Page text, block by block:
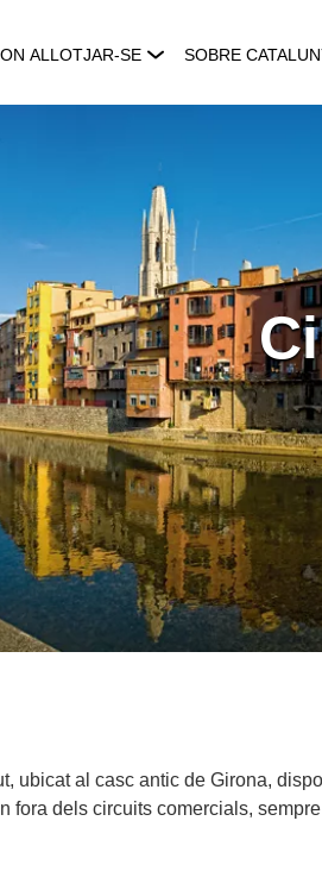
ON ALLOTJAR-SE SOBRE
ubicat al casc antic de Girona,
fora dels circuits comercials,